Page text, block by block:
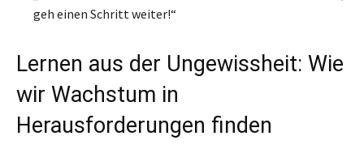
geh einen Schritt weiter!“
Lernen aus der Ungewissheit: Wie
wir Wachstum in
Herausforderungen finden